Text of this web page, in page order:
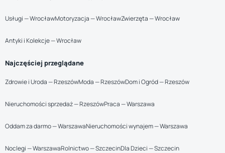
Usługi — WrocławMotoryzacja — WrocławZwierzęta — Wrocław
Antyki i Kolekcje — Wrocław
Najczęściej przeglądane
Zdrowie i Uroda — RzeszówModa — RzeszówDom i Ogród — Rzeszów
Nieruchomości sprzedaż — RzeszówPraca — Warszawa
Oddam za darmo — WarszawaNieruchomości wynajem — Warszawa
Noclegi — WarszawaRolnictwo — SzczecinDla Dzieci — Szczecin